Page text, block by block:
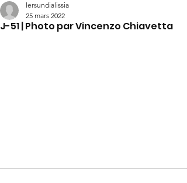
J-51 | Photo par Vincenzo Chiavetta
lersundialissia
25 mars 2022